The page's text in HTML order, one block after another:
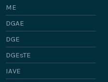
ME
DGAE
DGE
DGEsTE
IAVE